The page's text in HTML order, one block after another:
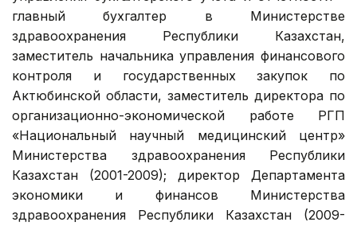
главный бухгалтер в Министерстве
здравоохранения Республики Казахстан,
заместитель начальника управления финансового
контроля и государственных закупок по
Актюбинской области, заместитель директора по
организационно-экономической работе РГП
«Национальный научный медицинский центр»
Министерства здравоохранения Республики
Казахстан (2001-2009); директор Департамента
экономики и финансов Министерства
здравоохранения Республики Казахстан (2009-